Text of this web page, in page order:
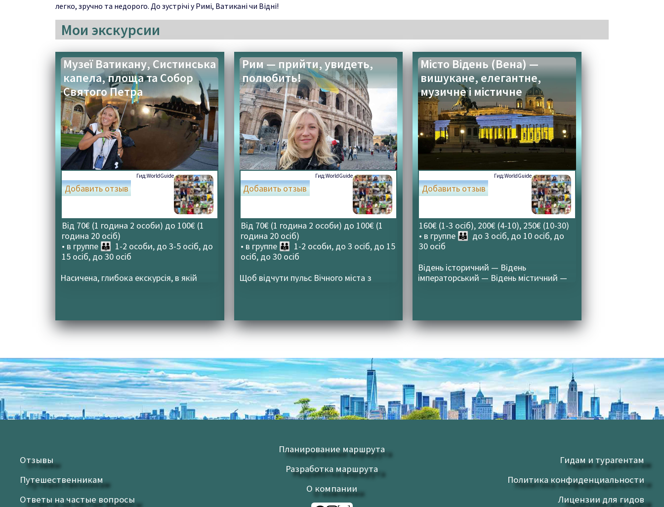
легко, зручно та недорого. До зустрічі у Римі, Ватикані чи Відні!
Мои экскурсии
Музеї Ватикану, Систинська
капела, площа та Собор
Святого Петра
Гид:WorldGuide
Від 70€ (1 година 2 особи) до 100€ (1
година 20 осіб)
• в группе 👪 1-2 особи, до 3-5 осіб, до
15 осіб, до 30 осіб
Добавить отзыв
Насичена, глибока екскурсія, в якій
рекомендована з гідом
Рим — прийти, увидеть,
полюбить!
Гид:WorldGuide
Від 70€ (1 година 2 особи) до 100€ (1
година 20 осіб)
• в группе👪 1-2 особи, до 3 осіб, до 15
осіб, до 30 осіб
Добавить отзыв
Щоб відчути пульс Вічного міста з
історій
Місто Відень (Вена) —
вишукане, елегантне,
музичне і містичне
Гид:WorldGuide
160€ (1-3 осiб), 200€ (4-10), 250€ (10-30)
• в группе 👪 до 3 осіб, до 10 осіб, до
30 осіб
Добавить отзыв
Відень історичний — Відень
імператорський — Відень містичний —
Отзывы
Путешественникам
Ответы на частые вопросы
Планирование маршрута
Разработка маршрута
О компании
Гидам и турагентам
Политика конфиденциальности
Лицензии для гидов